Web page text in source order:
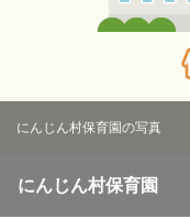
にんじん村保育園の写真
にんじん村保育園